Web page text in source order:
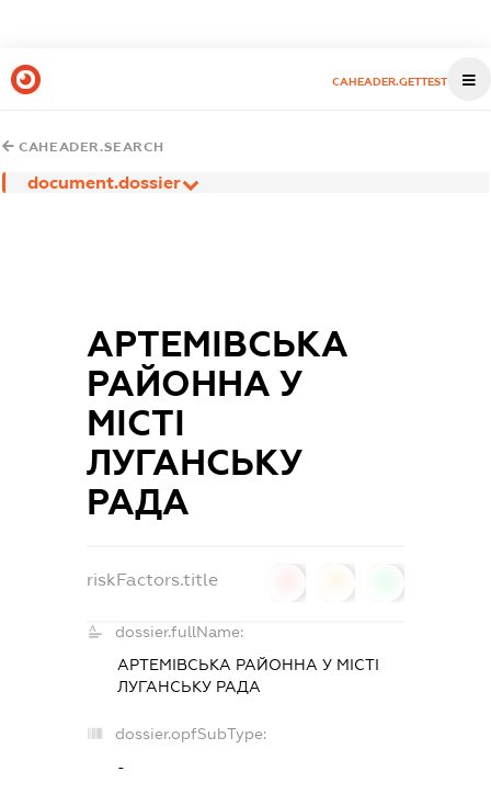
CAHEADER.GETTEST
CAHEADER.SEARCH
document.dossier
АРТЕМІВСЬКА
РАЙОННА У
МІСТІ
ЛУГАНСЬКУ
РАДА
riskFactors.title
dossier.fullName:
АРТЕМІВСЬКА РАЙОННА У МІСТІ
ЛУГАНСЬКУ РАДА
dossier.opfSubType:
-